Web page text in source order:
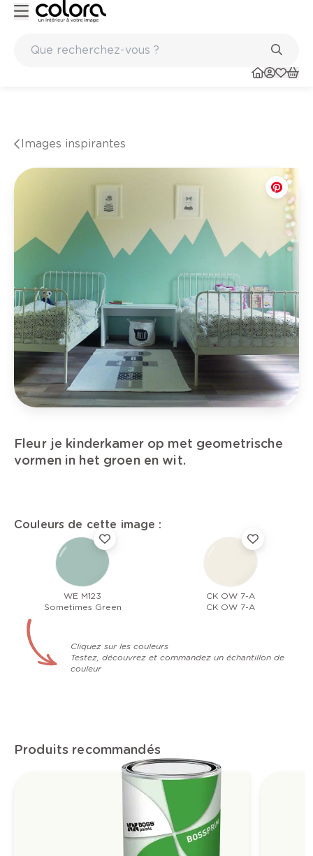
Images inspirantes
Fleur je kinderkamer op met geometrische
vormen in het groen en wit.
Couleurs de cette image :
WE M123
Sometimes Green
CK OW 7-A
CK OW 7-A
Cliquez sur les couleurs
Testez, découvrez et commandez un échantillon de
couleur
Produits recommandés